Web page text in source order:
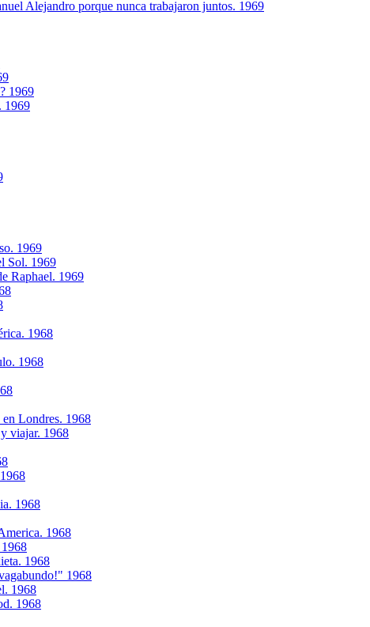
Alejandro porque nunca trabajaron juntos. 1969
1969
1969
1969
Sol. 1969
Raphael. 1969
1968
1968
Londres. 1968
viajar. 1968
1968
1968
1968
1968
1968
1968